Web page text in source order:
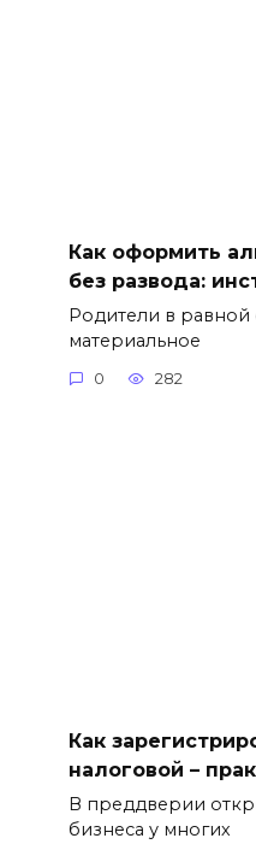
Как оформить
без развода:
Родители в равной
материальное
0 282
Как
налоговой –
В преддверии
бизнеса у многих